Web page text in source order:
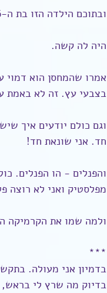
ובתוכם הילדה הזו בת ה-6.
היה לה קשה.
אמרו שהמחסן הוא דמוי
בצבעי עץ. זה לא באמת
וגם כולם יודעים איך
חד. אני שונאת חד!
והפנלים - הו הפנלים.
מפלסטיק ואני לא רוצה
ולמה שמו את הקרמיקה
***
בדמיון אני מעולה.
בדיוק מה שרץ לי